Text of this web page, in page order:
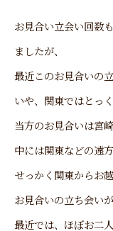
お見合い立会い回数
ましたが、
最近このお見合いの
いや、関東ではとっ
当方のお見合いは宮
中には関東などの遠
せっかく関東からお
お見合いの立ち会い
最近では、ほぼお二